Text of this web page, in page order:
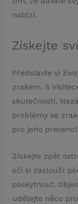
nabízí.
Získejte
Představte si
zrakem. S
skutečností.
problémy se
pro jeho
Získejte zpět
oči si zaslouží
poskytnout.
udělejte něco